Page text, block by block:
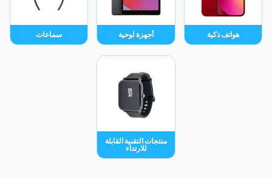
هواتف ذكية أجهزة لوحية سماعات
منتجات التقنية القابلة
للارتداء